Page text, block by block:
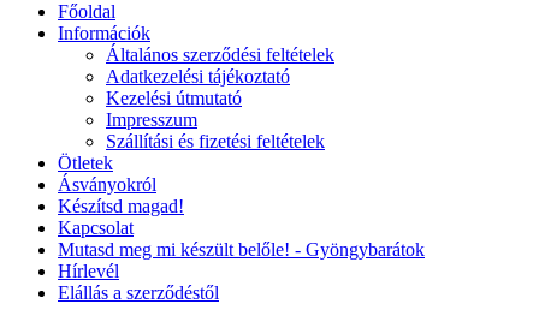
Főoldal
Információk
Általános szerződési feltételek
Adatkezelési tájékoztató
Kezelési útmutató
Impresszum
Szállítási és fizetési feltételek
Ötletek
Ásványokról
Készítsd magad!
Kapcsolat
Mutasd meg mi készült belőle! - Gyöngybarátok
Hírlevél
Elállás a szerződéstől